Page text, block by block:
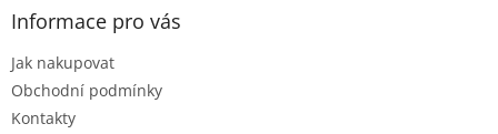
Informace pro vás
Jak nakupovat
Obchodní podmínky
Kontakty